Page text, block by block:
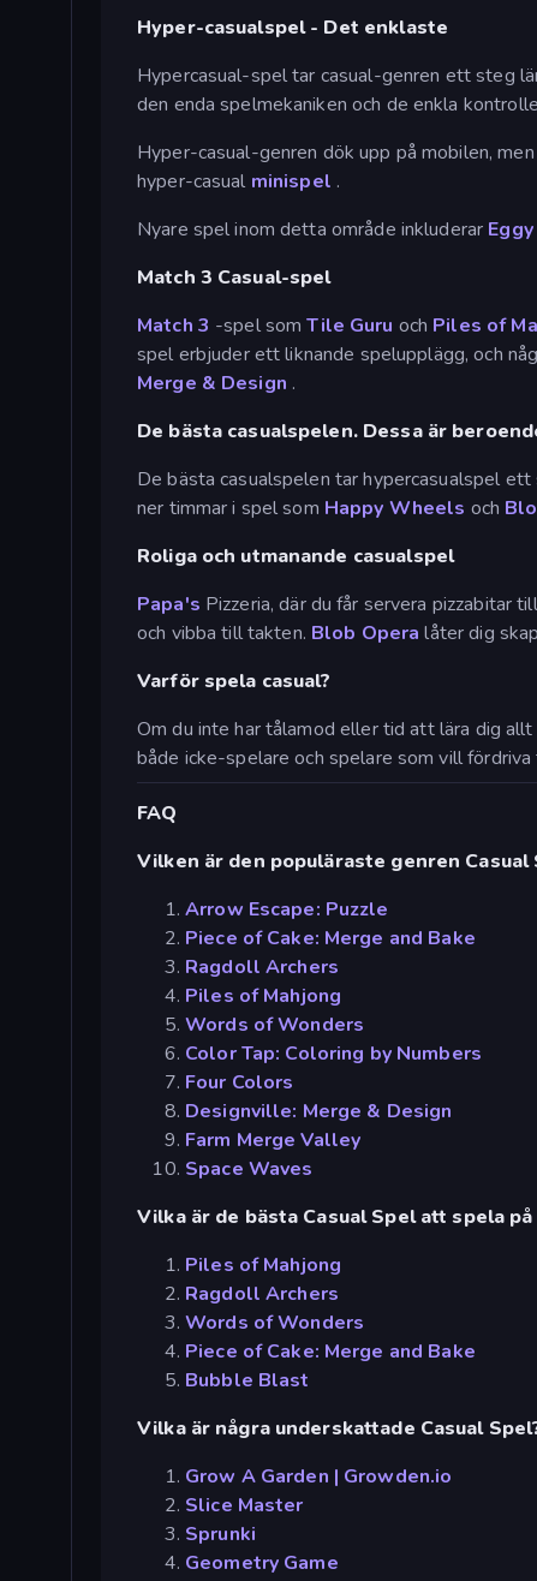
Hyper-casualspel - Det enklaste
Hypercasual-spel tar casual-genren ett steg
den enda spelmekaniken och de enkla
Hyper-casual-genren dök upp på mobilen,
hyper-casual minispel .
Nyare spel inom detta område inkluderar
Match 3 Casual-spel
Match 3 -spel somTile Guru och Piles of
spel erbjuder ett liknande spelupplägg, och
Merge & Design .
De bästa casualspelen. Dessa är
De bästa casualspelen tar hypercasualspel
ner timmar i spel som Happy Wheels och
Roliga och utmanande casualspel
Papa's Pizzeria, där du får servera pizzabitar
och vibba till takten. Blob Opera låter dig
Varför spela casual?
Om du inte har tålamod eller tid att lära dig
både icke-spelare och spelare som vill
FAQ
Vilken är den populäraste genren Casual
Arrow Escape: Puzzle
Piece of Cake: Merge and Bake
Ragdoll Archers
Piles of Mahjong
Words of Wonders
Color Tap: Coloring by Numbers
Four Colors
Designville: Merge & Design
Farm Merge Valley
Space Waves
Vilka är de bästa Casual Spel att spela
Piles of Mahjong
Ragdoll Archers
Words of Wonders
Piece of Cake: Merge and Bake
Bubble Blast
Vilka är några underskattade Casual
Grow A Garden | Growden.io
Slice Master
Sprunki
Geometry Game